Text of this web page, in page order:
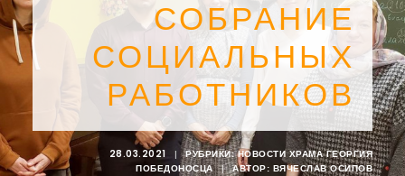
СОБРАНИЕ
СОЦИАЛЬНЫХ
РАБОТНИКОВ
28.03.2021 | РУБРИКИ:НОВОСТИ ХРАМА ГЕОРГИЯ
ПОБЕДОНОСЦА
| АВТОР: ВЯЧЕСЛАВ ОСИПОВ